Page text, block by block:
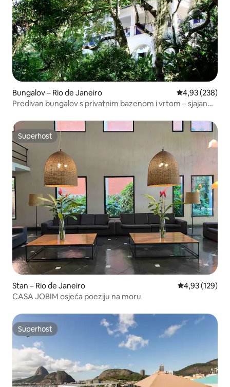
Bungalov – Rio de Janeiro Prosječna
4,93 (238)
Predivan bungalov s privatnim bazenom i vrtom – sjajan
Superhost
Superhost
Stan – Rio de Janeiro Prosječna
4,93 (129)
CASA JOBIM osjeća poeziju na moru
Superhost
Superhost